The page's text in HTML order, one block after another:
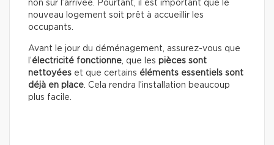
non sur l’arrivée. Pourtant, il est important que le
nouveau logement soit prêt à accueillir les
occupants.
Avant le jour du déménagement, assurez-vous que
l’électricité fonctionne, que les pièces sont
nettoyées et que certains éléments essentiels sont
déjà en place. Cela rendra l’installation beaucoup
plus facile.